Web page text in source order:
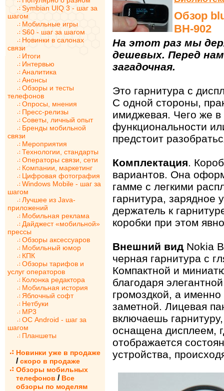
Symbian UIQ 3 - шаг за
шагом
Мобильные игры
S60 - шаг за шагом
Новинки в салонах
связи
Итоги
Интервью
Аналитика
Анонсы
Обзоры и тесты
телефонов
Опросы, мнения
Пресс-релизы
Советы, личный опыт
Бренды мобильной
связи
Мероприятия
Технологии, стандарты
Операторы связи, сети
Компании, маркетинг
Цифровая фотография
Windows Mobile - шаг за
шагом
Лучшее из Java-
приложений
Мобильная реклама
Дайджест «мобильной»
прессы
Обзоры аксессуаров
Мобильный юмор
КПК
Обзоры тарифов и
услуг операторов
Колонка редактора
Мобильная история
Яблочный софт
Нетбуки
MP3
ОС Android - шаг за
шагом
Планшеты
Новинки уже в продаже
/ скоро в продаже
Обзоры мобильных
телефонов / Все
обзоры по моделям
Обзор
BH-902
На этот раз мы
дешевых. Перед
загадочная.
Это гарнитура с
С одной стороны,
имиджевая. Чего же
функциональности
предстоит
Комплектация.
вариантов. Она
гамме с легкими
гарнитура, зарядное
держатель к
коробки при этом
Внешний вид Nokia
черная гарнитура с
Компактной и
благодаря
громоздкой, а
заметной. Лицевая
включаешь
оснащена дисплеем,
отображается
устройства,